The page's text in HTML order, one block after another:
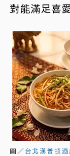
對能滿足喜
圖／台北漢普頓